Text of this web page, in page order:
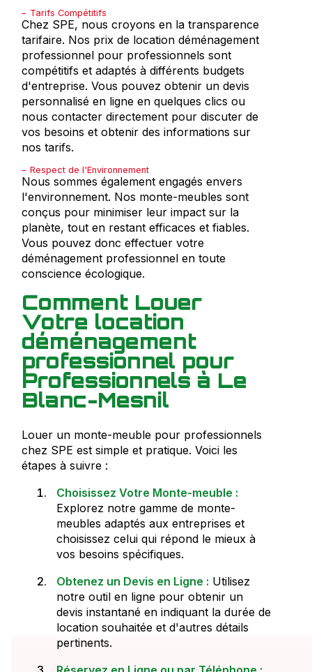
Tarifs Compétitifs
Chez SPE, nous croyons en la transparence
tarifaire. Nos prix de location déménagement
professionnel pour professionnels sont
compétitifs et adaptés à différents budgets
d'entreprise. Vous pouvez obtenir un devis
personnalisé en ligne en quelques clics ou
nous contacter directement pour discuter de
vos besoins et obtenir des informations sur
nos tarifs.
Respect de l'Environnement
Nous sommes également engagés envers
l'environnement. Nos monte-meubles sont
conçus pour minimiser leur impact sur la
planète, tout en restant efficaces et fiables.
Vous pouvez donc effectuer votre
déménagement professionnel en toute
conscience écologique.
Comment Louer
Votre location
déménagement
professionnel pour
Professionnels à Le
Blanc-Mesnil
Louer un monte-meuble pour professionnels
chez SPE est simple et pratique. Voici les
étapes à suivre :
Choisissez Votre Monte-meuble :
Explorez notre gamme de monte-
meubles adaptés aux entreprises et
choisissez celui qui répond le mieux à
vos besoins spécifiques.
Obtenez un Devis en Ligne : Utilisez
notre outil en ligne pour obtenir un
devis instantané en indiquant la durée de
location souhaitée et d'autres détails
pertinents.